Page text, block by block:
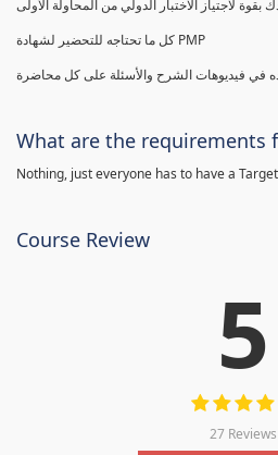
كل ما تحتاجه للتحضير لشهادة PMP
في فيديوهات الشرح والأسئلة على كل محاضرة
What are the requirements
Nothing, just everyone has to have a
Course Review
5
27 Reviews